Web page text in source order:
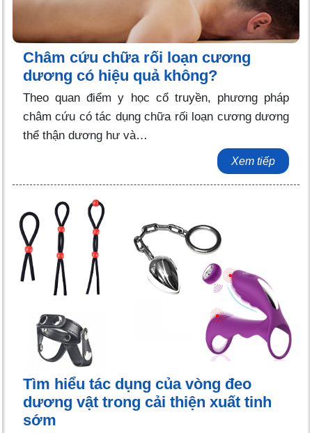
Châm cứu chữa rối loạn cương
dương có hiệu quả không?
Theo quan điểm y học cổ truyền, phương pháp
châm cứu có tác dụng chữa rối loạn cương dương
thể thận dương hư và…
Xem tiếp
Tìm hiểu tác dụng của vòng đeo
dương vật trong cải thiện xuất tinh
sớm